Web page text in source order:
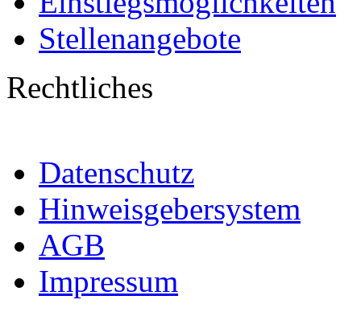
Stellenangebote
Rechtliches
Datenschutz
Hinweisgebersystem
AGB
Impressum